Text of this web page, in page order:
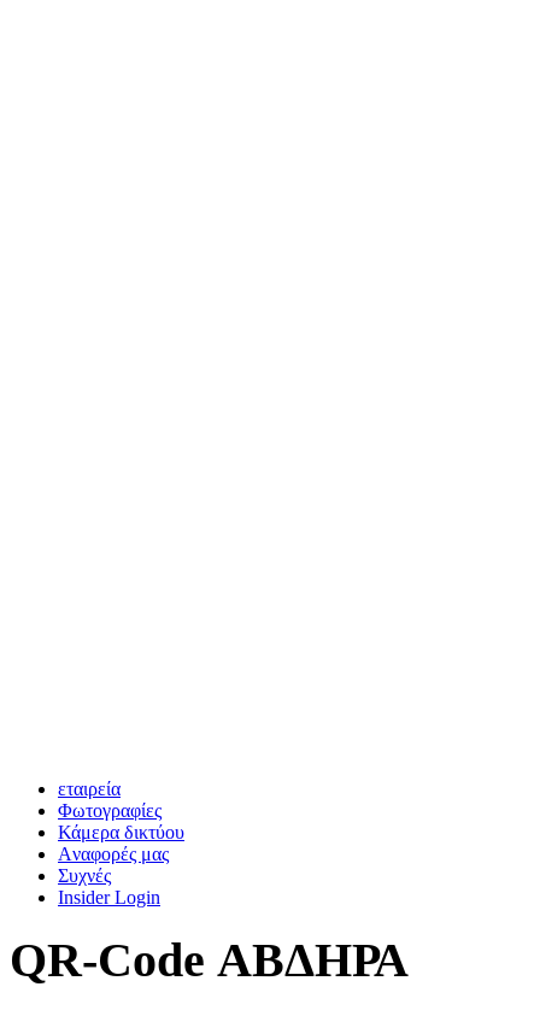
εταιρεία
Φωτογραφίες
Κάμερα δικτύου
Aναφορές μας
Συχνές
Insider Login
QR-Code ΑΒΔΗΡΑ